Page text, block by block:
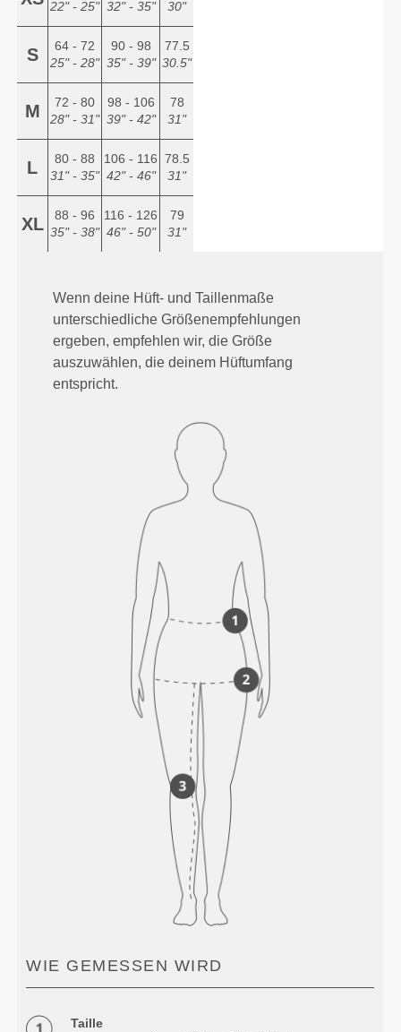
22" - 25" 32" - 35"
30"
S
64 - 72
25" - 28"
90 - 98
35" - 39"
77.5
30.5"
M
72 - 80
28" - 31"
98 - 106
39" - 42"
78
31"
L
80 - 88
31" - 35"
106 - 116
42" - 46"
78.5
31"
XL
88 - 96
35" - 38"
116 - 126
46" - 50"
79
31"
Wenn deine Hüft- und Taillenmaße
unterschiedliche Größenempfehlungen
ergeben, empfehlen wir, die Größe
auszuwählen, die deinem Hüftumfang
entspricht.
WIE GEMESSEN WIRD
Taille